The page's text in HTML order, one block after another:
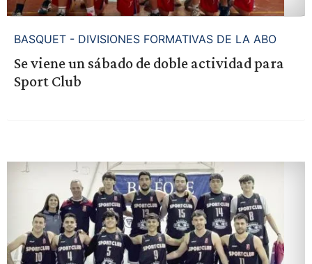
BASQUET - DIVISIONES FORMATIVAS DE LA ABO
Se viene un sábado de doble actividad para
Sport Club